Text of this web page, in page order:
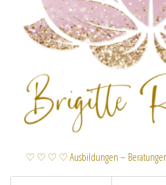
♡ ♡ ♡ ♡ Ausbildungen –